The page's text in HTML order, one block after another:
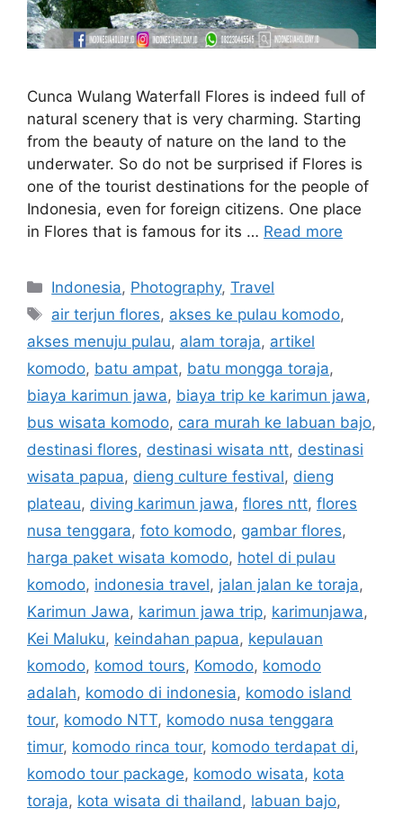
Cunca Wulang Waterfall Flores is indeed full of
natural scenery that is very charming. Starting
from the beauty of nature on the land to the
underwater. So do not be surprised if Flores is
one of the tourist destinations for the people of
Indonesia, even for foreign citizens. One place
in Flores that is famous for its … Read more
Indonesia, Photography,Travel
air terjun flores, akses ke pulau komodo,
akses menuju pulau, alam toraja, artikel
komodo, batu ampat, batu mongga toraja,
biaya karimun jawa, biaya trip ke karimun jawa,
bus wisata komodo, cara murah ke labuan bajo,
destinasi flores, destinasi wisata ntt, destinasi
wisata papua, dieng culture festival, dieng
plateau, diving karimun jawa, flores ntt, flores
nusa tenggara, foto komodo, gambar flores,
harga paket wisata komodo, hotel di pulau
komodo, indonesia travel, jalan jalan ke toraja,
Karimun Jawa, karimun jawa trip, karimunjawa,
Kei Maluku, keindahan papua, kepulauan
komodo, komod tours, Komodo, komodo
adalah, komodo di indonesia, komodo island
tour, komodo NTT, komodo nusa tenggara
timur, komodo rinca tour, komodo terdapat di,
komodo tour package, komodo wisata, kota
toraja, kota wisata di thailand , labuan bajo,